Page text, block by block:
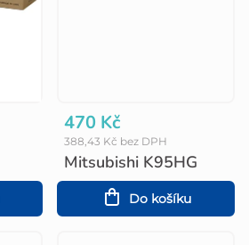
Mitsubishi K95HG
388,43 Kč bez DPH
470 Kč
Do košíku